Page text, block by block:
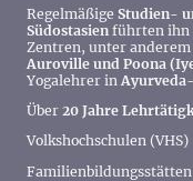
Regelmäßige Studien-
Südostasien führten ihn
Zentren, unter anderem
Auroville und Poona
Yogalehrer in
Über 20 Jahre
Volkshochschulen (VHS)
Familienbildungsstätten